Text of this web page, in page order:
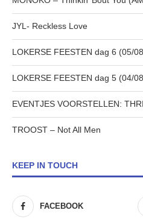
JYL- Reckless Love
LOKERSE FEESTEN dag 6 (05/
LOKERSE FEESTEN dag 5 (04/
EVENTJES VOORSTELLEN:
TROOST – Not All Men
KEEP IN TOUCH
FACEBOOK